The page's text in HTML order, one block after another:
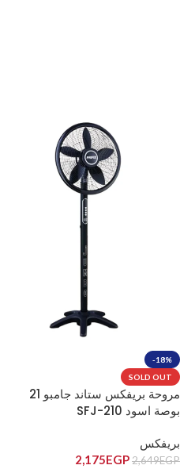
-18%
SOLD OUT
مروحة بريفكس ستاند جامبو 21
بوصة اسود SFJ-210
بريفكس
2,649EGP
2,175EGP